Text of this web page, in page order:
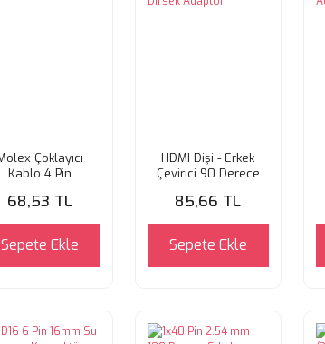
Çoklayıcı
Kablo 4 Pin
68,53 TL
Sepete Ekle
HDMI Dişi - Erkek
Çevirici 90 Derece
85,66 TL
Sepete Ekle